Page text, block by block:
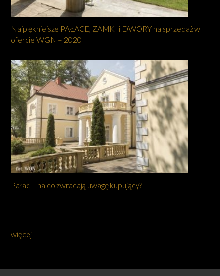
Najpiękniejsze PAŁACE, ZAMKI i DWORY na sprzedaż w
ofercie WGN – 2020
Pałac – na co zwracają uwagę kupujący?
więcej